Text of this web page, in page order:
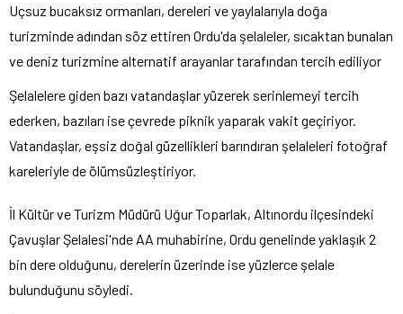
Uçsuz bucaksız ormanları, dereleri ve yaylalarıyla doğa
turizminde adından söz ettiren Ordu'da şelaleler, sıcaktan bunalan
ve deniz turizmine alternatif arayanlar tarafından tercih ediliyor
Şelalelere giden bazı vatandaşlar yüzerek serinlemeyi tercih
ederken, bazıları ise çevrede piknik yaparak vakit geçiriyor.
Vatandaşlar, eşsiz doğal güzellikleri barındıran şelaleleri fotoğraf
kareleriyle de ölümsüzleştiriyor.
İl Kültür ve Turizm Müdürü Uğur Toparlak, Altınordu ilçesindeki
Çavuşlar Şelalesi'nde AA muhabirine, Ordu genelinde yaklaşık 2
bin dere olduğunu, derelerin üzerinde ise yüzlerce şelale
bulunduğunu söyledi.